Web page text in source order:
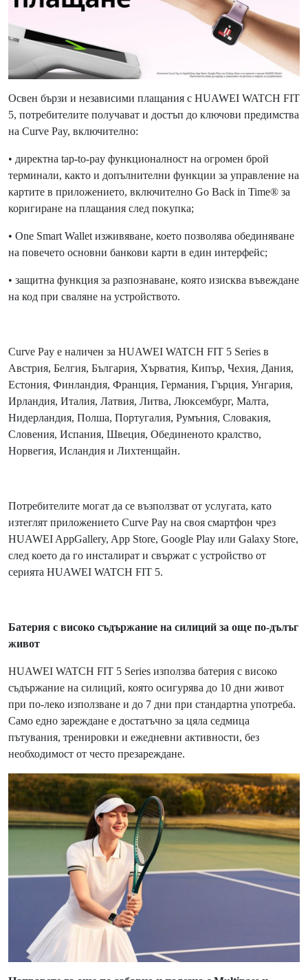
Освен бързи и независими плащания с HUAWEI WATCH FIT
5, потребителите получават и достъп до ключови предимства
на Curve Pay, включително:
• директна tap-to-pay функционалност на огромен брой
терминали, както и допълнителни функции за управление на
картите в приложението, включително Go Back in Time® за
коригиране на плащания след покупка;
• One Smart Wallet изживяване, което позволява обединяване
на повечето основни банкови карти в един интерфейс;
• защитна функция за разпознаване, която изисква въвеждане
на код при сваляне на устройството.
Curve Pay е наличен за HUAWEI WATCH FIT 5 Series в
Австрия, Белгия, България, Хърватия, Кипър, Чехия, Дания,
Естония, Финландия, Франция, Германия, Гърция, Унгария,
Ирландия, Италия, Латвия, Литва, Люксембург, Малта,
Нидерландия, Полша, Португалия, Румъния, Словакия,
Словения, Испания, Швеция, Обединеното кралство,
Норвегия, Исландия и Лихтенщайн.
Потребителите могат да се възползват от услугата, като
изтеглят приложението Curve Pay на своя смартфон чрез
HUAWEI AppGallery, App Store, Google Play или Galaxy Store,
след което да го инсталират и свържат с устройство от
серията HUAWEI WATCH FIT 5.
Батерия с високо съдържание на силиций за още по-дълъг
живот
HUAWEI WATCH FIT 5 Series използва батерия с високо
съдържание на силиций, която осигурява до 10 дни живот
при по-леко използване и до 7 дни при стандартна употреба.
Само едно зареждане е достатъчно за цяла седмица
пътувания, тренировки и ежедневни активности, без
необходимост от често презареждане.